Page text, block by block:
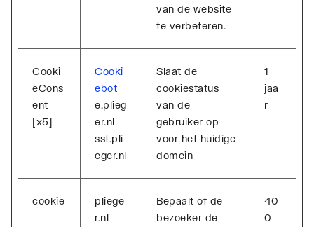
van de website
te verbeteren.
Cooki
eCons
ent
[x5]
Cooki
ebot
e.plieg
er.nl
sst.pli
eger.nl
Slaat de
cookiestatus
van de
gebruiker op
voor het huidige
domein
1
jaa
r
cookie
-
pliege
r.nl
Bepaalt of de
bezoeker de
40
0